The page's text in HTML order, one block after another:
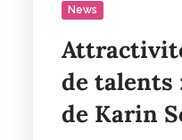
News
de talents
de Karin